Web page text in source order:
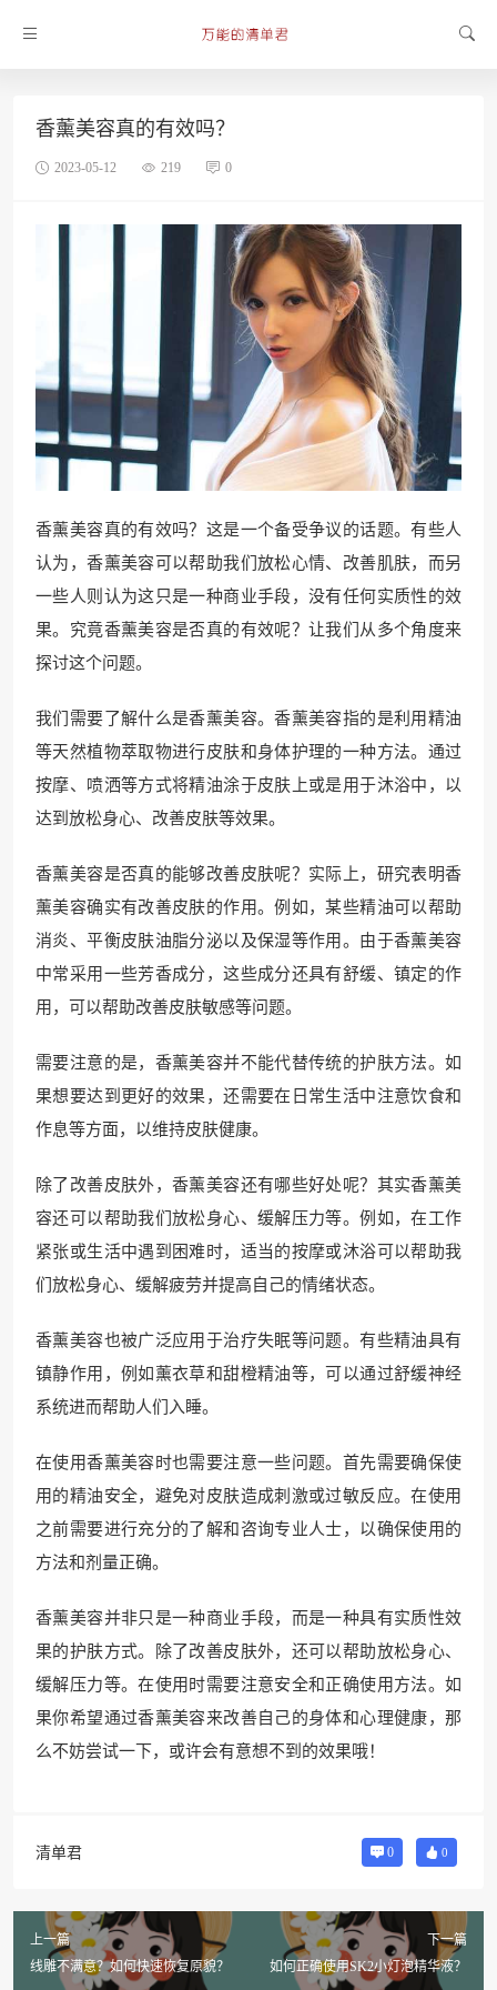
香薰美容真的有效吗？
2023-05-12 219 0
香薰美容真的有效吗？这是一个备受争议的话题。有些人
认为，香薰美容可以帮助我们放松心情、改善肌肤，而另
一些人则认为这只是一种商业手段，没有任何实质性的效
果。究竟香薰美容是否真的有效呢？让我们从多个角度来
探讨这个问题。
我们需要了解什么是香薰美容。香薰美容指的是利用精油
等天然植物萃取物进行皮肤和身体护理的一种方法。通过
按摩、喷洒等方式将精油涂于皮肤上或是用于沐浴中，以
达到放松身心、改善皮肤等效果。
香薰美容是否真的能够改善皮肤呢？实际上，研究表明香
薰美容确实有改善皮肤的作用。例如，某些精油可以帮助
消炎、平衡皮肤油脂分泌以及保湿等作用。由于香薰美容
中常采用一些芳香成分，这些成分还具有舒缓、镇定的作
用，可以帮助改善皮肤敏感等问题。
需要注意的是，香薰美容并不能代替传统的护肤方法。如
果想要达到更好的效果，还需要在日常生活中注意饮食和
作息等方面，以维持皮肤健康。
除了改善皮肤外，香薰美容还有哪些好处呢？其实香薰美
容还可以帮助我们放松身心、缓解压力等。例如，在工作
紧张或生活中遇到困难时，适当的按摩或沐浴可以帮助我
们放松身心、缓解疲劳并提高自己的情绪状态。
香薰美容也被广泛应用于治疗失眠等问题。有些精油具有
镇静作用，例如薰衣草和甜橙精油等，可以通过舒缓神经
系统进而帮助人们入睡。
在使用香薰美容时也需要注意一些问题。首先需要确保使
用的精油安全，避免对皮肤造成刺激或过敏反应。在使用
之前需要进行充分的了解和咨询专业人士，以确保使用的
方法和剂量正确。
香薰美容并非只是一种商业手段，而是一种具有实质性效
果的护肤方式。除了改善皮肤外，还可以帮助放松身心、
缓解压力等。在使用时需要注意安全和正确使用方法。如
果你希望通过香薰美容来改善自己的身体和心理健康，那
么不妨尝试一下，或许会有意想不到的效果哦！
清单君 0 0
上一篇
线雕不满意？如何快速恢复原貌？
下一篇
如何正确使用SK2小灯泡精华液？